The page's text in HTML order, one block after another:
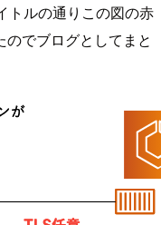
トルの通りこの図の赤
でブログとしてまと